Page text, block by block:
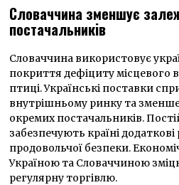
Словаччина зменшує
постачальників
Словаччина використовує
покриття дефіциту місцевого
птиці. Українські поставки
внутрішньому ринку та
окремих постачальників.
забезпечують країні
продовольчої безпеки.
Україною та Словаччиною
регулярну торгівлю.